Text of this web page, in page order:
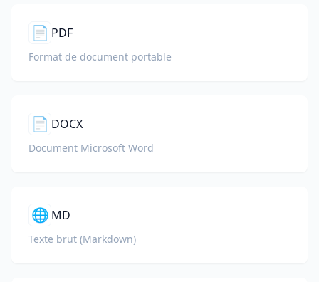
📄 PDF
Format de document portable
📄 DOCX
Document Microsoft Word
🌐 MD
Texte brut (Markdown)